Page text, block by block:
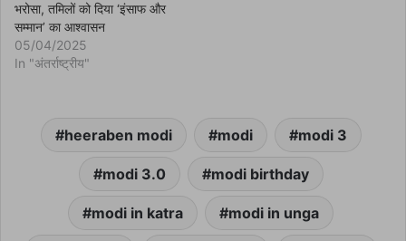
भरोसा, तमिलों को दिया ‘इंसाफ और
सम्मान’ का आश्वासन
05/04/2025
In "अंतर्राष्ट्रीय"
heeraben modi modi modi 3
modi 3.0 modi birthday
modi in katra modi in unga